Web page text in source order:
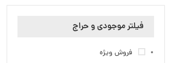
فیلتر موجودی و حراج
فروش ویژه